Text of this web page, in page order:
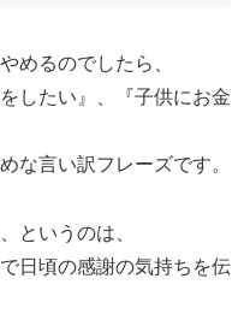
めるのでしたら、
したい』、『子供にお金
な言い訳フレーズです。
というのは、
日頃の感謝の気持ちを伝